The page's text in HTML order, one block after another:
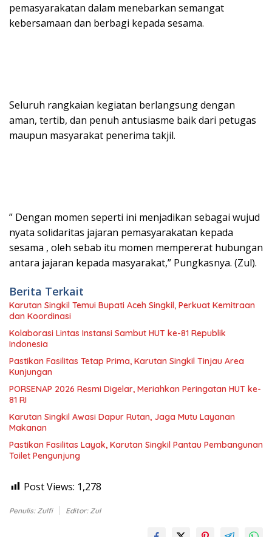
pemasyarakatan dalam menebarkan semangat
kebersamaan dan berbagi kepada sesama.
Seluruh rangkaian kegiatan berlangsung dengan
aman, tertib, dan penuh antusiasme baik dari petugas
maupun masyarakat penerima takjil.
” Dengan momen seperti ini menjadikan sebagai wujud
nyata solidaritas jajaran pemasyarakatan kepada
sesama , oleh sebab itu momen mempererat hubungan
antara jajaran kepada masyarakat,” Pungkasnya. (Zul).
Berita Terkait
Karutan Singkil Temui Bupati Aceh Singkil, Perkuat Kemitraan
dan Koordinasi
Kolaborasi Lintas Instansi Sambut HUT ke-81 Republik
Indonesia
Pastikan Fasilitas Tetap Prima, Karutan Singkil Tinjau Area
Kunjungan
PORSENAP 2026 Resmi Digelar, Meriahkan Peringatan HUT ke-
81 RI
Karutan Singkil Awasi Dapur Rutan, Jaga Mutu Layanan
Makanan
Pastikan Fasilitas Layak, Karutan Singkil Pantau Pembangunan
Toilet Pengunjung
Post Views: 1,278
Penulis: Zulfi Editor: Zul